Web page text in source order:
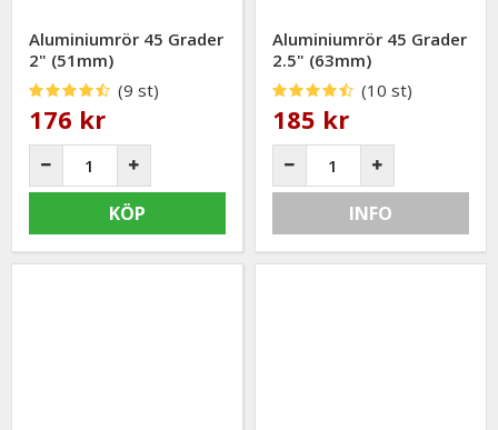
Aluminiumrör 45 Grader
2" (51mm)
(9 st)
176 kr
KÖP
Aluminiumrör 45 Grader
2.5" (63mm)
(10 st)
185 kr
INFO